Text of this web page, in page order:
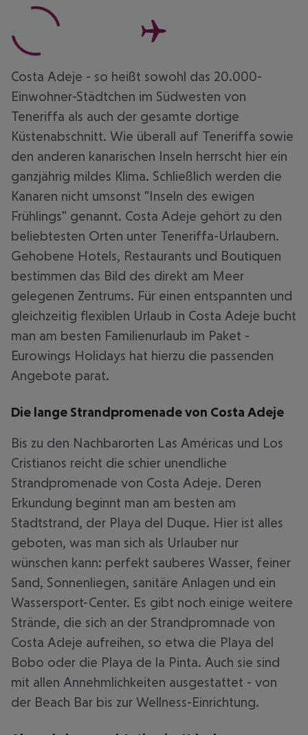
Costa Adeje - so heißt sowohl das 20.000-
Einwohner-Städtchen im Südwesten von
Teneriffa als auch der gesamte dortige
Küstenabschnitt. Wie überall auf Teneriffa sowie
den anderen kanarischen Inseln herrscht hier ein
ganzjährig mildes Klima. Schließlich werden die
Kanaren nicht umsonst "Inseln des ewigen
Frühlings" genannt. Costa Adeje gehört zu den
beliebtesten Orten unter Teneriffa-Urlaubern.
Gehobene Hotels, Restaurants und Boutiquen
bestimmen das Bild des direkt am Meer
gelegenen Zentrums. Für einen entspannten und
gleichzeitig flexiblen Urlaub in Costa Adeje bucht
man am besten Familienurlaub im Paket -
Eurowings Holidays hat hierzu die passenden
Angebote parat.
Die lange Strandpromenade von Costa Adeje
Bis zu den Nachbarorten Las Américas und Los
Cristianos reicht die schier unendliche
Strandpromenade von Costa Adeje. Deren
Erkundung beginnt man am besten am
Stadtstrand, der Playa del Duque. Hier ist alles
geboten, was man sich als Urlauber nur
wünschen kann: perfekt sauberes Wasser, feiner
Sand, Sonnenliegen, sanitäre Anlagen und ein
Wassersport-Center. Es gibt noch einige weitere
Strände, die sich an der Strandpromnade von
Costa Adeje aufreihen, so etwa die Playa del
Bobo oder die Playa de la Pinta. Auch sie sind
mit allen Annehmlichkeiten ausgestattet - von
der Beach Bar bis zur Wellness-Einrichtung.